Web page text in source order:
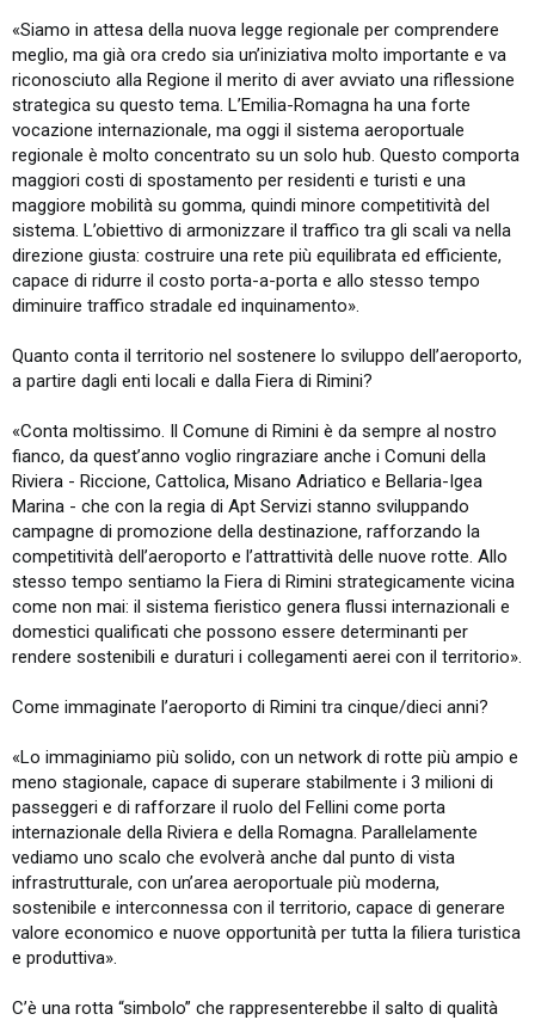
«Siamo in attesa della nuova legge regionale per comprendere
meglio, ma già ora credo sia un’iniziativa molto importante e va
riconosciuto alla Regione il merito di aver avviato una riflessione
strategica su questo tema. L’Emilia-Romagna ha una forte
vocazione internazionale, ma oggi il sistema aeroportuale
regionale è molto concentrato su un solo hub. Questo comporta
maggiori costi di spostamento per residenti e turisti e una
maggiore mobilità su gomma, quindi minore competitività del
sistema. L’obiettivo di armonizzare il traffico tra gli scali va nella
direzione giusta: costruire una rete più equilibrata ed efficiente,
capace di ridurre il costo porta-a-porta e allo stesso tempo
diminuire traffico stradale ed inquinamento».
Quanto conta il territorio nel sostenere lo sviluppo dell’aeroporto,
a partire dagli enti locali e dalla Fiera di Rimini?
«Conta moltissimo. Il Comune di Rimini è da sempre al nostro
fianco, da quest’anno voglio ringraziare anche i Comuni della
Riviera - Riccione, Cattolica, Misano Adriatico e Bellaria-Igea
Marina - che con la regia di Apt Servizi stanno sviluppando
campagne di promozione della destinazione, rafforzando la
competitività dell’aeroporto e l’attrattività delle nuove rotte. Allo
stesso tempo sentiamo la Fiera di Rimini strategicamente vicina
come non mai: il sistema fieristico genera flussi internazionali e
domestici qualificati che possono essere determinanti per
rendere sostenibili e duraturi i collegamenti aerei con il territorio».
Come immaginate l’aeroporto di Rimini tra cinque/dieci anni?
«Lo immaginiamo più solido, con un network di rotte più ampio e
meno stagionale, capace di superare stabilmente i 3 milioni di
passeggeri e di rafforzare il ruolo del Fellini come porta
internazionale della Riviera e della Romagna. Parallelamente
vediamo uno scalo che evolverà anche dal punto di vista
infrastrutturale, con un’area aeroportuale più moderna,
sostenibile e interconnessa con il territorio, capace di generare
valore economico e nuove opportunità per tutta la filiera turistica
e produttiva».
C’è una rotta “simbolo” che rappresenterebbe il salto di qualità